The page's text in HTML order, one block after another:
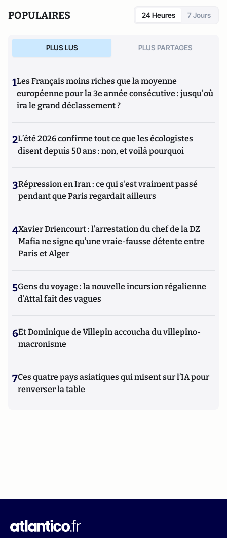
POPULAIRES 24 Heures 7 Jours
PLUS LUS PLUS PARTAGES
1Les Français moins riches que la moyenne
européenne pour la 3e année consécutive : jusqu'où
ira le grand déclassement ?
2L’été 2026 confirme tout ce que les écologistes
disent depuis 50 ans : non, et voilà pourquoi
3Répression en Iran : ce qui s'est vraiment passé
pendant que Paris regardait ailleurs
4Xavier Driencourt : l’arrestation du chef de la DZ
Mafia ne signe qu’une vraie-fausse détente entre
Paris et Alger
5Gens du voyage : la nouvelle incursion régalienne
d'Attal fait des vagues
6Et Dominique de Villepin accoucha du villepino-
macronisme
7Ces quatre pays asiatiques qui misent sur l’IA pour
renverser la table